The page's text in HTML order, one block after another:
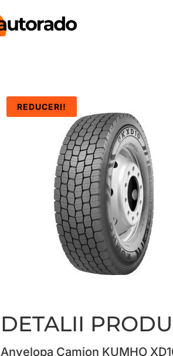
REDUCERI!
DETALII
Anvelopa Camion KUMHO